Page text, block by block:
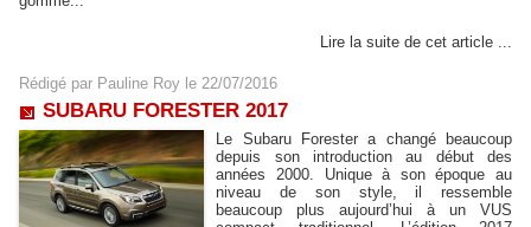
Lire la suite de cet article ...
Rédigé par Pauline Roy le 22/07/2016
SUBARU FORESTER 2017
Le Subaru Forester a changé beaucoup
depuis son introduction au début des
années 2000. Unique à son époque au
niveau de son style, il ressemble
beaucoup plus aujourd’hui à un VUS